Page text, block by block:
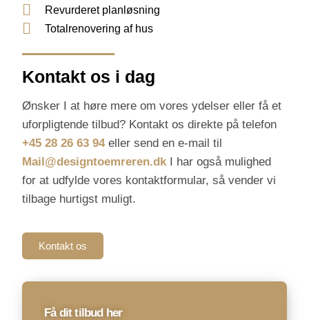
Revurderet planløsning
Totalrenovering af hus
Kontakt os i dag
Ønsker I at høre mere om vores ydelser eller få et
uforpligtende tilbud? Kontakt os direkte på telefon
+45 28 26 63 94eller send en e-mail til
Mail@designtoemreren.dkI har også mulighed
for at udfylde vores kontaktformular, så vender vi
tilbage hurtigst muligt.
Kontakt os
Få dit tilbud her